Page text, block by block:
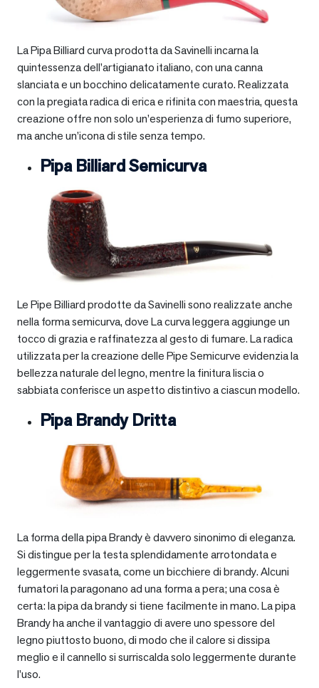
La Pipa Billiard curva prodotta da Savinelli incarna la
quintessenza dell’artigianato italiano, con una canna
slanciata e un bocchino delicatamente curato. Realizzata
con la pregiata radica di erica e rifinita con maestria, questa
creazione offre non solo un’esperienza di fumo superiore,
ma anche un’icona di stile senza tempo.
Pipa Billiard Semicurva
Le Pipe Billiard prodotte da Savinelli sono realizzate anche
nella forma semicurva, dove La curva leggera aggiunge un
tocco di grazia e raffinatezza al gesto di fumare. La radica
utilizzata per la creazione delle Pipe Semicurve evidenzia la
bellezza naturale del legno, mentre la finitura liscia o
sabbiata conferisce un aspetto distintivo a ciascun modello.
Pipa Brandy Dritta
La forma della pipa Brandy è davvero sinonimo di eleganza.
Si distingue per la testa splendidamente arrotondata e
leggermente svasata, come un bicchiere di brandy. Alcuni
fumatori la paragonano ad una forma a pera; una cosa è
certa: la pipa da brandy si tiene facilmente in mano. La pipa
Brandy ha anche il vantaggio di avere uno spessore del
legno piuttosto buono, di modo che il calore si dissipa
meglio e il cannello si surriscalda solo leggermente durante
l’uso.